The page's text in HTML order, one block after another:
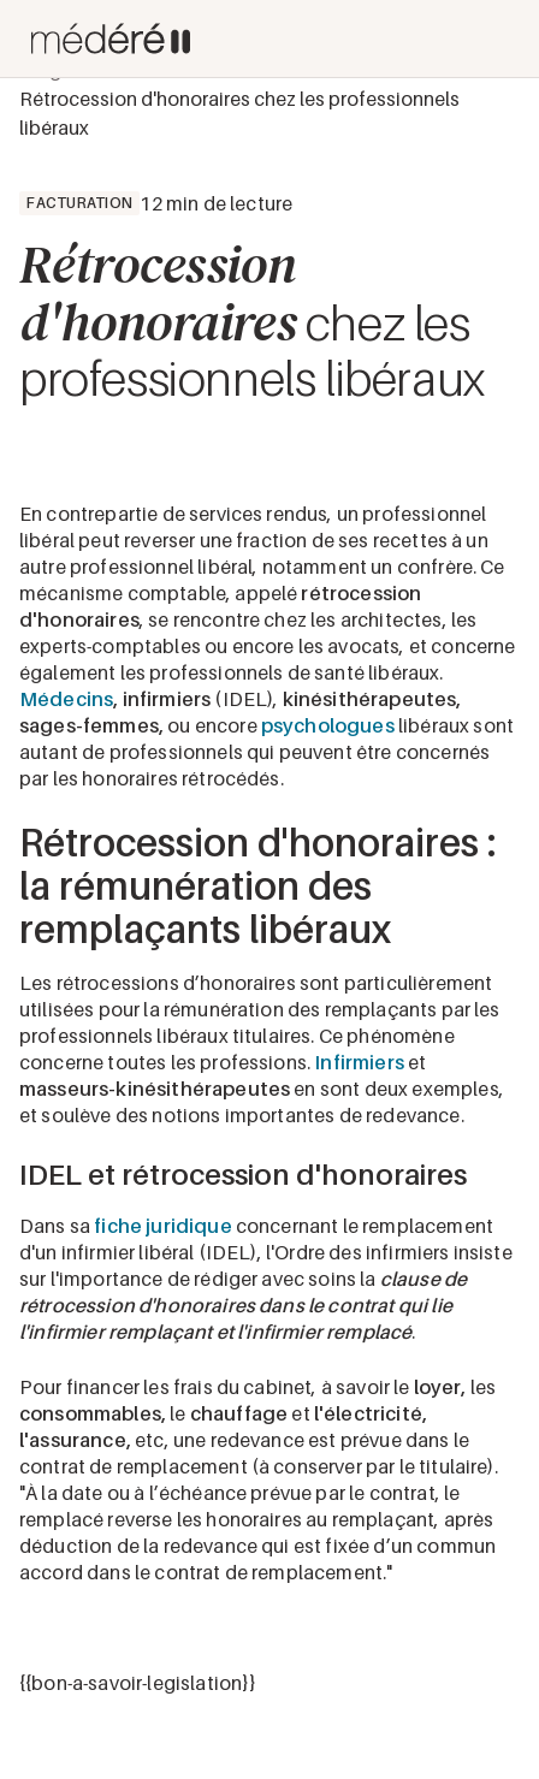
Rétrocession d'honoraires chez les professionnels
libéraux
FACTURATION 12 min de lecture
Rétrocession
d'honoraireschez les
professionnels libéraux
En contrepartie de services rendus, un professionnel
libéral peut reverser une fraction de ses recettes à un
autre professionnel libéral, notamment un confrère. Ce
mécanisme comptable, appelé rétrocession
d'honoraires, se rencontre chez les architectes, les
experts-comptables ou encore les avocats, et concerne
également les professionnels de santé libéraux.
Médecins, infirmiers (IDEL), kinésithérapeutes,
sages-femmes, ou encore psychologues libéraux sont
autant de professionnels qui peuvent être concernés
par les honoraires rétrocédés.
Rétrocession d'honoraires :
la rémunération des
remplaçants libéraux
Les rétrocessions d’honoraires sont particulièrement
utilisées pour la rémunération des remplaçants par les
professionnels libéraux titulaires. Ce phénomène
concerne toutes les professions. Infirmiers et
masseurs-kinésithérapeutes en sont deux exemples,
et soulève des notions importantes de redevance.
IDEL et rétrocession d'honoraires
Dans sa fiche juridique concernant le remplacement
d'un infirmier libéral (IDEL), l'Ordre des infirmiers insiste
sur l'importance de rédiger avec soins la clause de
rétrocession d'honoraires dans le contrat qui lie
l'infirmier remplaçant et l'infirmier remplacé.
Pour financer les frais du cabinet, à savoir le loyer, les
consommables, le chauffage et l'électricité,
l'assurance, etc, une redevance est prévue dans le
contrat de remplacement (à conserver par le titulaire).
"À la date ou à l’échéance prévue par le contrat, le
remplacé reverse les honoraires au remplaçant, après
déduction de la redevance qui est fixée d’un commun
accord dans le contrat de remplacement."
{{bon-a-savoir-legislation}}